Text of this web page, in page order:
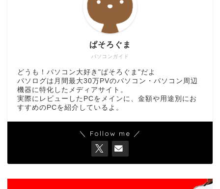
パソコンガイド
ぱそろぐま
どうも！パソコン大好き"ぱそろぐま"だよ
パソログは月間最大30万PVのパソコン・パソコン周辺
機器に特化したメディアサイト。
実際にレビューしたPCをメインに、金額や用途別にお
すすめのPCを紹介しているよ。
＼ Follow me ／